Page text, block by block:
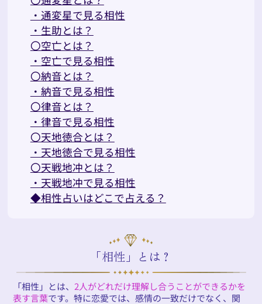
・通変星で見る相性
・生助とは？
〇空亡とは？
・空亡で見る相性
〇納音とは？
・納音で見る相性
〇律音とは？
・律音で見る相性
〇天地徳合とは？
・天地徳合で見る相性
〇天戦地冲とは？
・天戦地冲で見る相性
◆相性占いはどこで占える？
「相性」とは？
「相性」とは、2人がどれだけ理解し合うことができるかを
表す言葉です。特に恋愛では、感情の一致だけでなく、関